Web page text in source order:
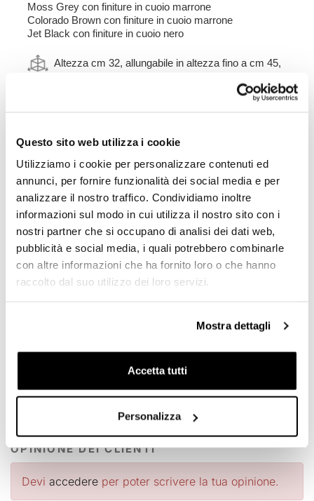
Questo sito web utilizza i cookie
Utilizziamo i cookie per personalizzare contenuti ed
annunci, per fornire funzionalità dei social media e per
analizzare il nostro traffico. Condividiamo inoltre
informazioni sul modo in cui utilizza il nostro sito con i
nostri partner che si occupano di analisi dei dati web,
pubblicità e social media, i quali potrebbero combinarle
con altre informazioni che ha fornito loro o che hanno
raccolto dal suo utilizzo dei loro servizi.
Mostra dettagli
Accetta tutti
Personalizza
Moss Grey con finiture in cuoio marrone
Colorado Brown con finiture in cuoio marrone
Jet Black con finiture in cuoio nero
Altezza cm 32, allungabile in altezza fino a cm 45,
Telaio realizzato in acciaio trattato con finitura nero
opaco a polveri epossidiche.
Disegnato sul telaio Yamaha si integra perfettamente con
il resto della moto. Pronto per ospitare il nostro sistema
di aggancio rapido, bello e minimal anche quando la
borsa non è montata. Può essere usato comodamente
con il passeggero a bordo.
Per offrirvi il meglio miglioriamo costantemente nei
dettagli i nostri prodotti. Le immagini potrebbero essere
riferite ad una versione precedente.
GUIDA BORSE
OPINIONE DEI CLIENTI
Devi accedere per poter scrivere la tua opinione.